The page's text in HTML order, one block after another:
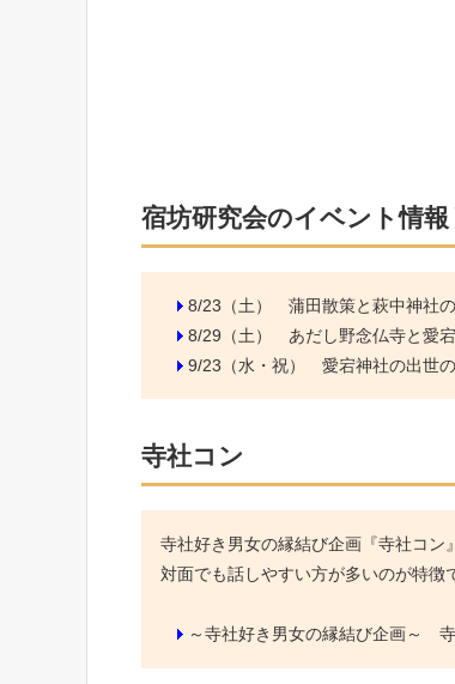
宿坊研究会のイベント情報
8/23（土） 蒲田散策と萩中神社
8/29（土） あだし野念仏寺と愛
9/23（水・祝） 愛宕神社の出世
寺社コン
寺社好き男女の縁結び企画『寺社コ
対面でも話しやすい方が多いのが特徴
～寺社好き男女の縁結び企画～